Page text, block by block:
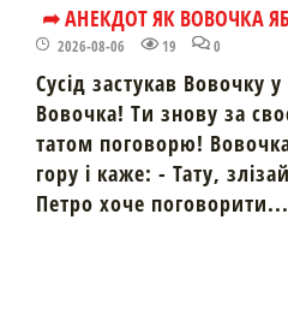
➦ АНЕКДОТ ЯК ВОВОЧКА
2026-08-06 19 0
Сусід застукав Вовочку
Вовочка! Ти знову за
татом поговорю!
гору і каже: - Тату,
Петро хоче